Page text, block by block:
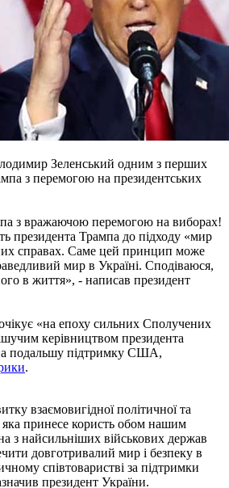
Зеленський одним з перших
з перемогою на президентських
з вражаючою перемогою на виборах!
президента Трампа до підходу «мир
справах. Саме цей принцип може
мир в Україні. Сподіваюся,
в життя», - написав президент
«на епоху сильних Сполучених
керівництвом президента
подальшу підтримку США,
.
взаємовигідної політичної та
яка принесе користь обом нашим
з найсильніших військових держав
довготривалий мир і безпеку в
співтоваристві за підтримки
президент України.